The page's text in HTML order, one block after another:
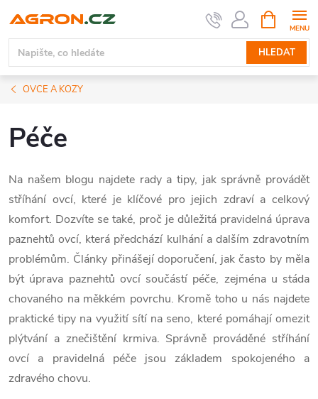
na
obsah
HLEDAT
NÁKUPNÍ
KOŠÍK
OVCE A KOZY
Péče
Na našem blogu najdete rady a tipy, jak správně provádět
stříhání ovcí, které je klíčové pro jejich zdraví a celkový
komfort. Dozvíte se také, proč je důležitá pravidelná úprava
paznehtů ovcí, která předchází kulhání a dalším zdravotním
problémům. Články přinášejí doporučení, jak často by měla
být úprava paznehtů ovcí součástí péče, zejména u stáda
chovaného na měkkém povrchu. Kromě toho u nás najdete
praktické tipy na využití sítí na seno, které pomáhají omezit
plýtvání a znečištění krmiva. Správně prováděné stříhání
ovcí a pravidelná péče jsou základem spokojeného a
zdravého chovu.